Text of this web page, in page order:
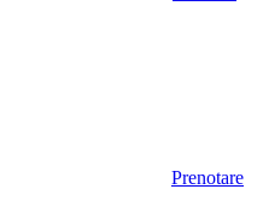
Prenotare